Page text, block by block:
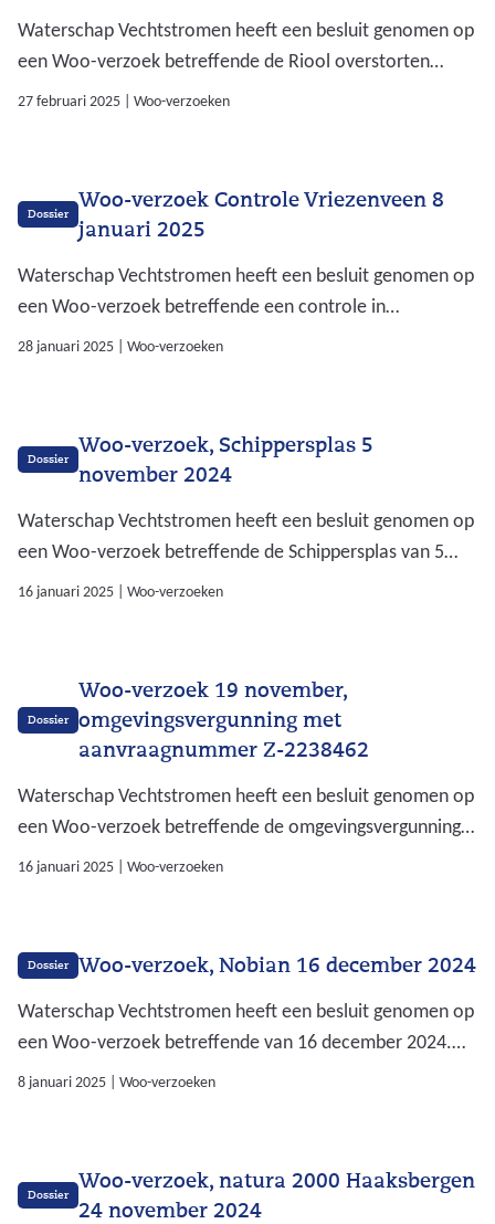
Waterschap Vechtstromen heeft een besluit genomen op
een Woo-verzoek betreffende de Riool overstorten
binnen het gebied van Vechtstromen van 4 januari 2025.
27 februari 2025 Woo-verzoeken
Dossier
Woo-verzoek Controle Vriezenveen 8
januari 2025
Waterschap Vechtstromen heeft een besluit genomen op
een Woo-verzoek betreffende een controle in
Vriezenveen van 8 januari 2025. Op deze pagina kunt u
28 januari 2025 Woo-verzoeken
Dossier
Woo-verzoek, Schippersplas 5
november 2024
Waterschap Vechtstromen heeft een besluit genomen op
een Woo-verzoek betreffende de Schippersplas van 5
november 2024. Op deze pagina kunt u het besluit
16 januari 2025 Woo-verzoeken
Dossier
Woo-verzoek 19 november,
omgevingsvergunning met
aanvraagnummer Z-2238462
Waterschap Vechtstromen heeft een besluit genomen op
een Woo-verzoek betreffende de omgevingsvergunning
met aanvraagnummer Z-2238462 van 19 november
16 januari 2025 Woo-verzoeken
Dossier Woo-verzoek, Nobian 16 december 2024
Waterschap Vechtstromen heeft een besluit genomen op
een Woo-verzoek betreffende van 16 december 2024.
Op deze pagina kunt u het besluit downloaden incl. de
8 januari 2025 Woo-verzoeken
Dossier
Woo-verzoek, natura 2000 Haaksbergen
24 november 2024